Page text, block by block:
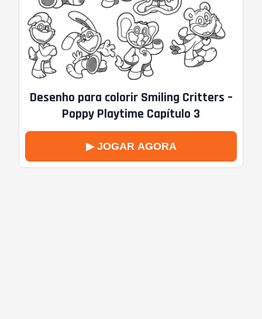
Desenho para colorir Smiling Critters –
Poppy Playtime Capítulo 3
▶ JOGAR AGORA